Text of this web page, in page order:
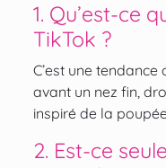
1. Qu’est-ce
TikTok ?
C’est une
avant un nez fin,
inspiré de la
2. Est-ce